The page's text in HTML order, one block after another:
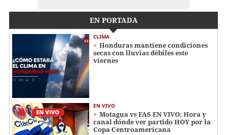
EN PORTADA
CLIMA
Honduras mantiene condiciones
secas con lluvias débiles este
viernes
EN VIVO
Motagua vs FAS EN VIVO: Hora y
canal dónde ver partido HOY por la
Copa Centroamericana